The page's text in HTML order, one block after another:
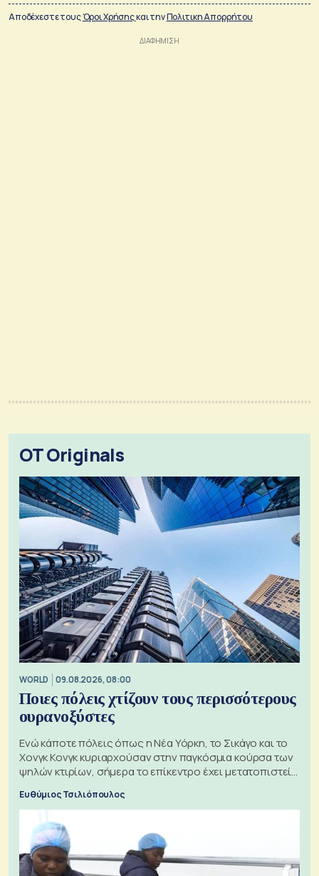
Αποδέχεστε τουςΌροι Χρήσηςκαι τηνΠολιτικη Απορρήτου
OT Originals
WORLD 09.08.2026, 08:00
Ποιες πόλεις χτίζουν τους περισσότερους
ουρανοξύστες
Ενώ κάποτε πόλεις όπως η Νέα Υόρκη, το Σικάγο και το
Χονγκ Κονγκ κυριαρχούσαν στην παγκόσμια κούρσα των
ψηλών κτιρίων, σήμερα το επίκεντρο έχει μετατοπιστεί
Ευθύμιος Τσιλιόπουλος